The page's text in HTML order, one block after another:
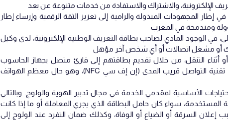
الإلكترونية، والاشتراك والاستفادة من خدمات متنوعة عن بعد
إطار المجهودات المبذولة والرامية إلى تعزيز الثقة الرقمية وإرساء إطار
ومندمجة في المغرب
في الوجود المادي لصاحب بطاقة التعريف الوطنية الإلكترونية، لدى وكيل
أو مشغل اتصالات أو أي شخص آخر مؤهل
أو أثناء التنقل، من خلال تقديم بطاقتهم إلى قارئ متصل بجهاز الحاسوب
الشخصي، أو هاتف ذكي مزود بقارئ تقنية التواصل قريب المدى (إن إف سي NFC)، وهو حال معظم الهواتف
الأساسية لمقدمي الخدمة في مجال تدبير الهوية والولوج. وبالتالي
سواء كان حامل البطاقة الذي يجري المعاملة أو ما إذا كانت
إعلان السرقة أو الضياع أو الوفاة، وكذلك ضمان التفرد عند الولوج إلى